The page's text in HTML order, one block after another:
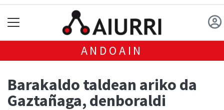
ANDOAIN
Barakaldo taldean ariko da
Gaztañaga, denboraldi